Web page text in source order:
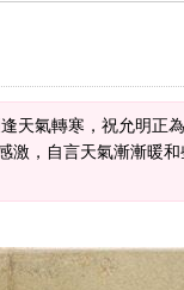
天氣轉寒，祝允明正
激，自言天氣漸漸暖